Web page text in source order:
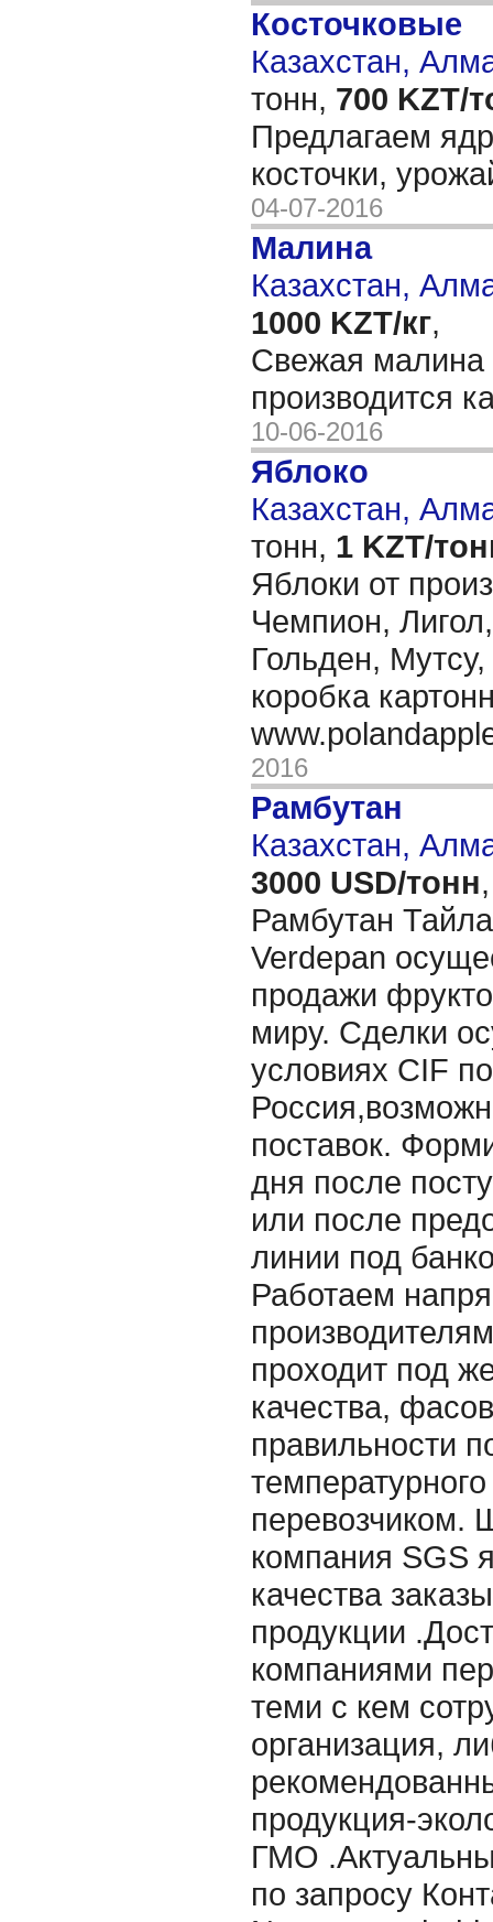
Косточковые
Казахстан,
тонн, 700 KZT/
Предлагаем
косточки,
04-07-2016
Малина
Казахстан,
1000 KZT/кг,
Свежая малина
производится
10-06-2016
Яблоко
Казахстан,
тонн, 1 KZT/
Яблоки от
Чемпион,
Гольден,
коробка
2016
Рамбутан
Казахстан,
3000 USD/тонн,
Рамбутан
Verdepan
продажи
миру. Сделки
условиях CIF
поставок.
дня после
или после
линии под
Работаем
проходит под
качества,
правильности
перевозчиком.
компания SGS
качества
продукции
компаниями
теми с кем
организация,
продукция-
ГМО
по запросу